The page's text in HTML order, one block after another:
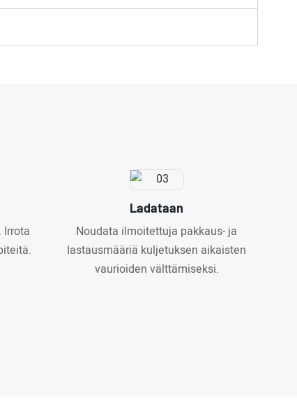
Ladataan
Noudata ilmoitettuja pakkaus- ja
lastausmääriä kuljetuksen aikaisten
vaurioiden välttämiseksi.